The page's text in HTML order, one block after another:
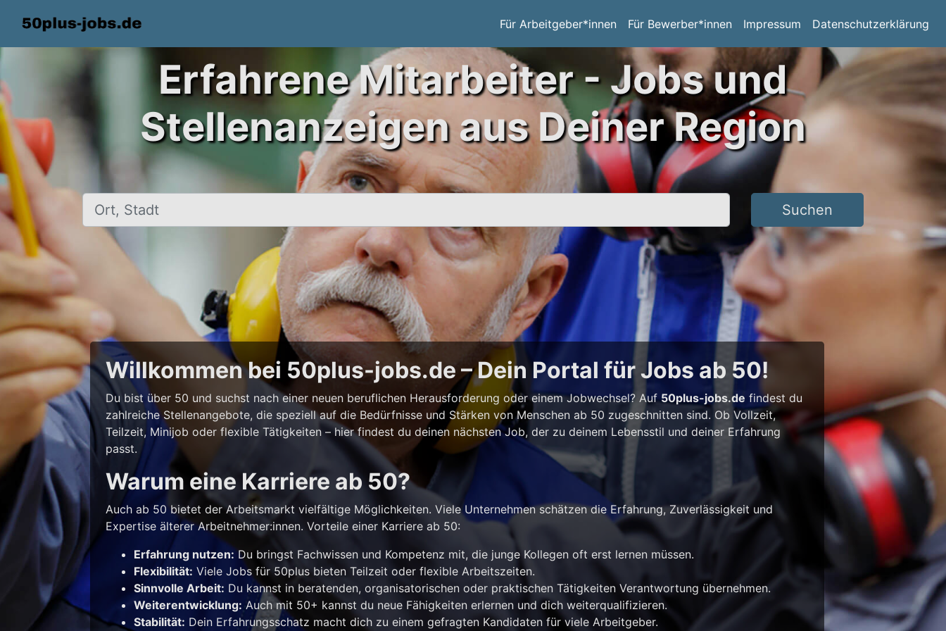
Für Arbeitgeber*innen Für Bewerber*innen Impressum Datenschutzerklärung
Erfahrene Mitarbeiter - Jobs und
Stellenanzeigen aus Deiner Region
Ort, Stadt Suchen
Willkommen bei 50plus-jobs.de – Dein Portal für Jobs ab 50!
Du bist über 50 und suchst nach einer neuen beruflichen Herausforderung oder einem Jobwechsel? Auf50plus-jobs.de findest du
zahlreiche Stellenangebote, die speziell auf die Bedürfnisse und Stärken von Menschen ab 50 zugeschnitten sind. Ob Vollzeit,
Teilzeit, Minijob oder flexible Tätigkeiten – hier findest du deinen nächsten Job, der zu deinem Lebensstil und deiner Erfahrung
passt.
Warum eine Karriere ab 50?
Auch ab 50 bietet der Arbeitsmarkt vielfältige Möglichkeiten. Viele Unternehmen schätzen die Erfahrung, Zuverlässigkeit und
Expertise älterer Arbeitnehmer:innen. Vorteile einer Karriere ab 50:
Erfahrung nutzen: Du bringst Fachwissen und Kompetenz mit, die junge Kollegen oft erst lernen müssen.
Flexibilität: Viele Jobs für 50plus bieten Teilzeit oder flexible Arbeitszeiten.
Sinnvolle Arbeit: Du kannst in beratenden, organisatorischen oder praktischen Tätigkeiten Verantwortung übernehmen.
Weiterentwicklung: Auch mit 50+ kannst du neue Fähigkeiten erlernen und dich weiterqualifizieren.
Stabilität: Dein Erfahrungsschatz macht dich zu einem gefragten Kandidaten für viele Arbeitgeber.